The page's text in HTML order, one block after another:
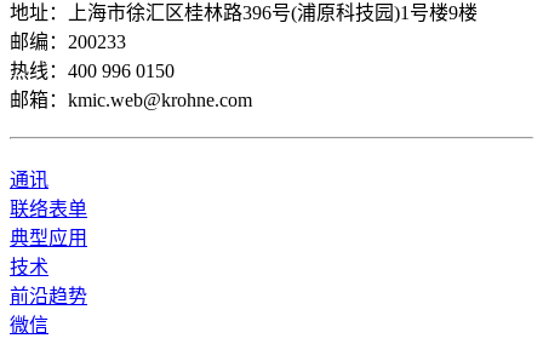
地址：上海市徐汇区桂林路396号(浦原科技园)1号楼9楼
邮编：200233
热线：400 996 0150
邮箱：kmic.web@krohne.com
通讯
联络表单
典型应用
技术
前沿趋势
微信